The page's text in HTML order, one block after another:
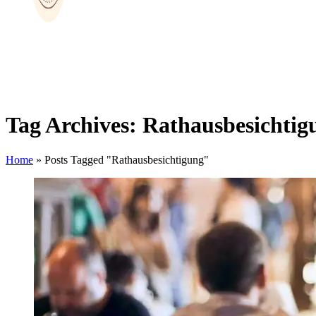
Tag Archives:
Home » Posts Tagged "Rathausbesichtigung"